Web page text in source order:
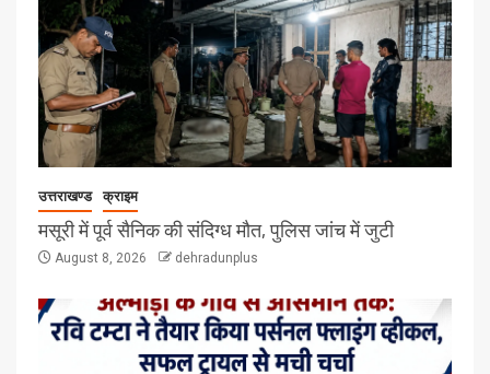
उत्तराखण्ड क्राइम
मसूरी में पूर्व सैनिक की संदिग्ध मौत, पुलिस जांच में जुटी
August 8, 2026 dehradunplus